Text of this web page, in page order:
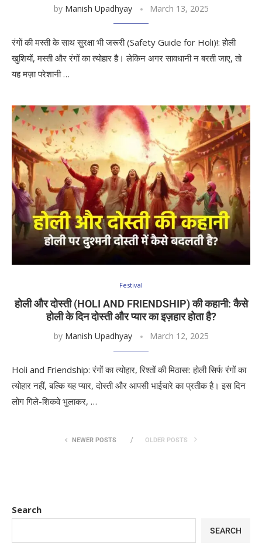
by Manish Upadhyay March 13, 2025
रंगों की मस्ती के साथ सुरक्षा भी जरूरी (Safety Guide for Holi)!: होली
खुशियों, मस्ती और रंगों का त्योहार है। लेकिन अगर सावधानी न बरती जाए, तो
यह मज़ा परेशानी …
Festival
होली और दोस्ती (HOLI AND FRIENDSHIP) की कहानी: कैसे
होली के दिन दोस्ती और प्यार का इज़हार होता है?
by Manish Upadhyay March 12, 2025
Holi and Friendship: रंगों का त्योहार, रिश्तों की मिठास!: होली सिर्फ रंगों का
त्योहार नहीं, बल्कि यह प्यार, दोस्ती और आपसी भाईचारे का प्रतीक है। इस दिन
लोग गिले-शिकवे भुलाकर, …
NEWER POSTS OLDER POSTS
Search
SEARCH